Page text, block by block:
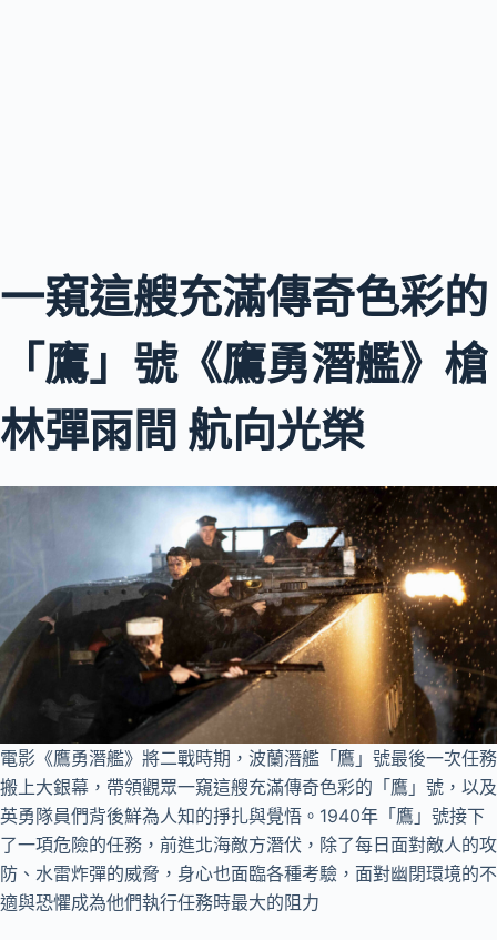
一窺這艘充滿傳奇色彩的
「鷹」號《鷹勇潛艦》槍
林彈雨間 航向光榮
電影《鷹勇潛艦》將二戰時期，波蘭潛艦「鷹」號最後一次任務
搬上大銀幕，帶領觀眾一窺這艘充滿傳奇色彩的「鷹」號，以及
英勇隊員們背後鮮為人知的掙扎與覺悟。1940年「鷹」號接下
了一項危險的任務，前進北海敵方潛伏，除了每日面對敵人的攻
防、水雷炸彈的威脅，身心也面臨各種考驗，面對幽閉環境的不
適與恐懼成為他們執行任務時最大的阻力